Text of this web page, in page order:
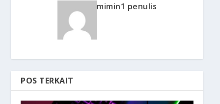
mimin1 penulis
POS TERKAIT